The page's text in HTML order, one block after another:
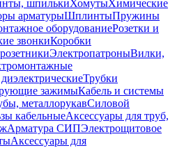
шпилькиХомутыХимические
арматурыШплинтыПружины
оборудованиеРозетки и
звонкиКоробки
ЭлектропатроныВилки,
Трубки
зажимыКабель и системы
металлорукавСиловой
кабельныеАксессуары для труб,
Арматура СИПЭлектрощитовое
Аксессуары для